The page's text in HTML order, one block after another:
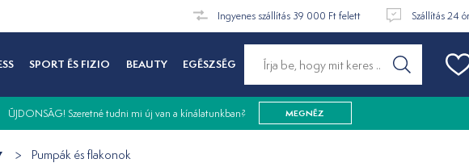
Ingyenes szállítás 39 000 Ft felett Szállítás 24
SPORT ÉS FIZIO BEAUTY EGÉSZSÉG
ÚJDONSÁG! Szeretné tudni mi új van a kínálatunkban? MEGNÉZ
Pumpák és flakonok